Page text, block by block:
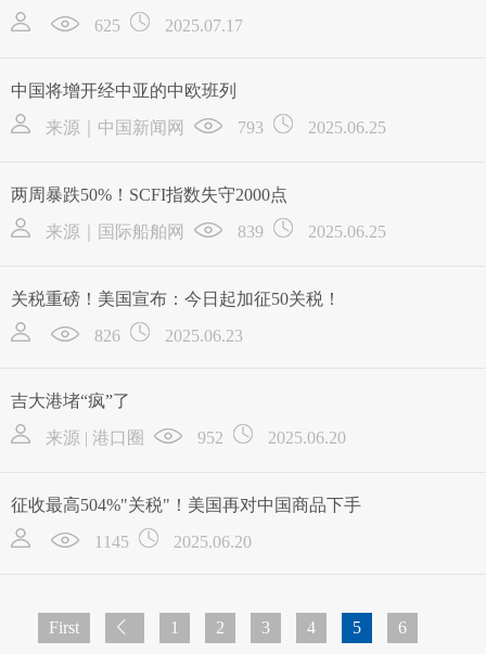
625
2025.07.17
中国将增开经中亚的中欧班列
来源｜中国新闻网
793 2025.06.25
两周暴跌50%！SCFI指数失守2000点
来源｜国际船舶网
839 2025.06.25
关税重磅！美国宣布：今日起加征50关税！
826
2025.06.23
吉大港堵“疯”了
来源 | 港口圈
952 2025.06.20
征收最高504%"关税"！美国再对中国商品下手
1145
2025.06.20
First 1 2 3 4 5 6